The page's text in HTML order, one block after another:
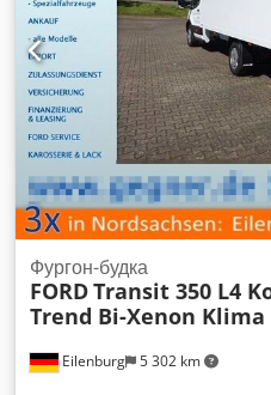
Eilenburg 5 302 km
Фургон-будка
FORDTransit 350 L4
Trend Bi-Xenon Klima